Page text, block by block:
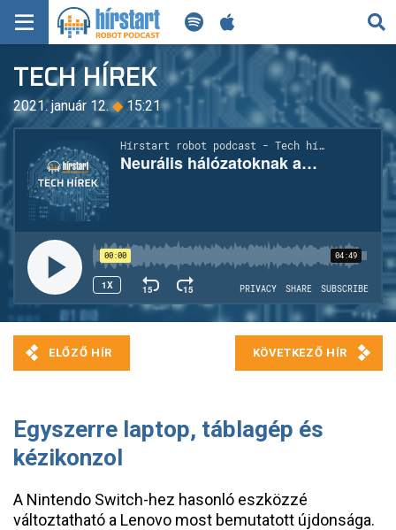
KERESÉS
KEZDŐLAP
FRISS HÍREK
TECH HÍREK
FILM-ZENE-SZÓRAKOZÁS
PLAYLIST
MI AZ A ROBOT PODCAST?
TECH HÍREK
2021. január 12.◆ 15:21
Egyszerre laptop, táblagép és
kézikonzol
A Nintendo Switch-hez hasonló eszközzé
változtatható a Lenovo most bemutatott újdonsága.